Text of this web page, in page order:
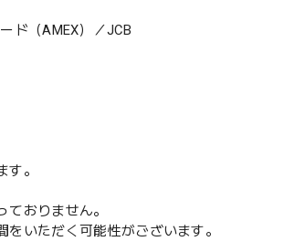
（AMEX）／JCB
。
おりません。
いただく可能性がございます。